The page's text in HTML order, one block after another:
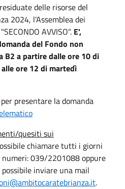
delle risorse del
2024, l'Assemblea dei
AVVISO". E',
del Fondo non
a partire dalle ore 10 di
ore 12 di martedì
presentare la domanda
quesiti sui
chiamare tutti i giorni
039/2201088 oppure
inviare una mail
.